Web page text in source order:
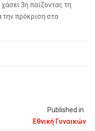
Published in
Εθνική Γυναικών
χάσει 3η παίζοντας τη
την πρόκριση στα